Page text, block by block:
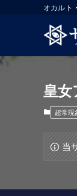
オカルト
皇
超常現
当